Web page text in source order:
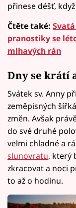
přinese déšť,
Čtěte také:
pranostiky se
mlhavých rán
Dny se krátí
Svátek sv. Anny
zeměpisných
změn. Avšak
do své druhé
velmi chladné a
slunovratu, který
zkracovat a noci
to až o hodinu.